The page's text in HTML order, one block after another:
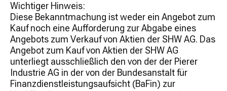
Wichtiger Hinweis:
Diese Bekanntmachung ist weder ein Angebot zum
Kauf noch eine Aufforderung zur Abgabe eines
Angebots zum Verkauf von Aktien der SHW AG. Das
Angebot zum Kauf von Aktien der SHW AG
unterliegt ausschließlich den von der der Pierer
Industrie AG in der von der Bundesanstalt für
Finanzdienstleistungsaufsicht (BaFin) zur